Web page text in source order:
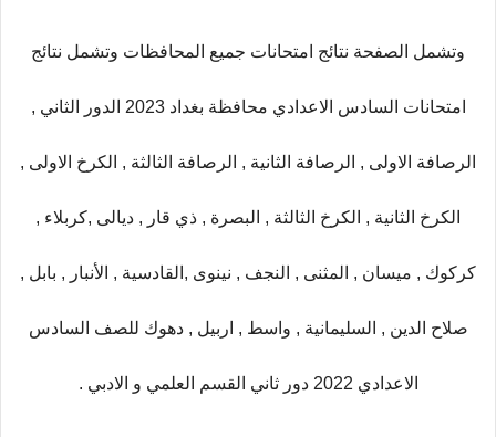
وتشمل الصفحة نتائج امتحانات جميع المحافظات وتشمل نتائج
امتحانات السادس الاعدادي محافظة بغداد 2023 الدور الثاني ,
الرصافة الاولى , الرصافة الثانية , الرصافة الثالثة , الكرخ الاولى ,
الكرخ الثانية , الكرخ الثالثة , البصرة , ذي قار , ديالى ,كربلاء ,
كركوك , ميسان , المثنى , النجف , نينوى ,القادسية , الأنبار , بابل ,
صلاح الدين , السليمانية , واسط , اربيل , دهوك للصف السادس
الاعدادي 2022 دور ثاني القسم العلمي و الادبي .